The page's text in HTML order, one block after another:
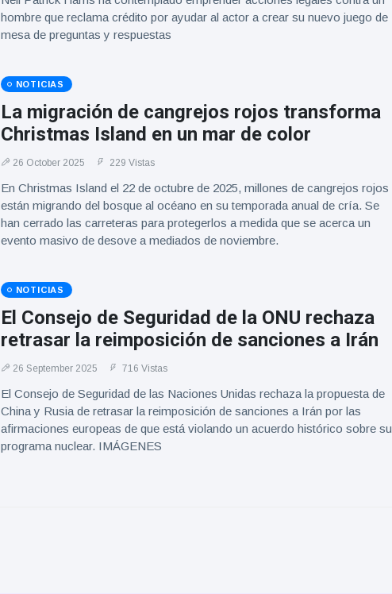
hombre que reclama crédito por ayudar al actor a crear su nuevo juego de
mesa de preguntas y respuestas
NOTICIAS
La migración de cangrejos rojos transforma
Christmas Island en un mar de color
26 October 2025 229 Vistas
En Christmas Island el 22 de octubre de 2025, millones de cangrejos rojos
están migrando del bosque al océano en su temporada anual de cría. Se
han cerrado las carreteras para protegerlos a medida que se acerca un
evento masivo de desove a mediados de noviembre.
NOTICIAS
El Consejo de Seguridad de la ONU rechaza
retrasar la reimposición de sanciones a Irán
26 September 2025 716 Vistas
El Consejo de Seguridad de las Naciones Unidas rechaza la propuesta de
China y Rusia de retrasar la reimposición de sanciones a Irán por las
afirmaciones europeas de que está violando un acuerdo histórico sobre su
programa nuclear. IMÁGENES